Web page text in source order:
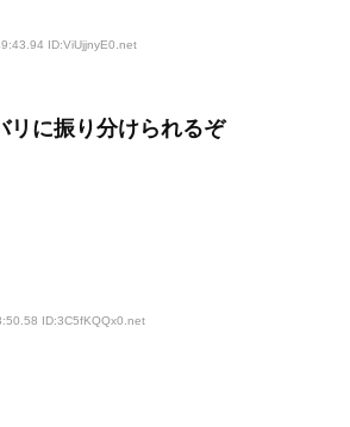
ID:ViUjjnyE0 .net
リに振り分けられるぞ
ID:3C5fKQQx0 .net